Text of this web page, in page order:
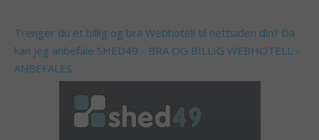
Trenger du et billig og bra Webhotell til nettsiden din? Da
kan jeg anbefale SHED49 - BRA OG BILLIG WEBHOTELL -
ANBEFALES